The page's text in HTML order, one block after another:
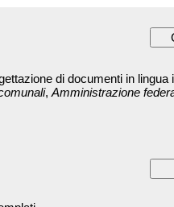
di documenti in lingua
, Amministrazione